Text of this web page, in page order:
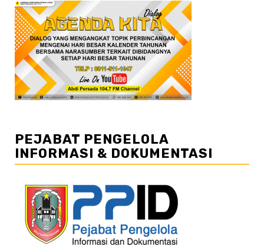
PEJABAT PENGELOLA
INFORMASI & DOKUMENTASI